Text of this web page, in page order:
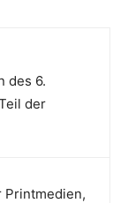
des 6.
der
Printmedien,